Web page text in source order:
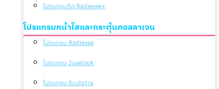
โปรแกรมฉีด Radiesse+
โปรแกรมหน้าใสและกระตุ้นคอลลาเจน
โปรแกรม Radiesse
โปรแกรม Juvelook
โปรแกรม Sculptra